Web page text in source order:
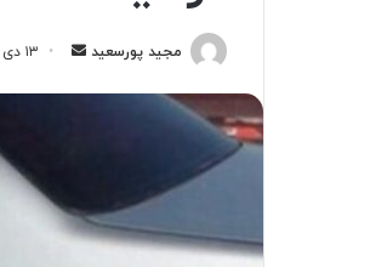
مجید پورسعید
ک
۱۳ دی ۱۴۰۳